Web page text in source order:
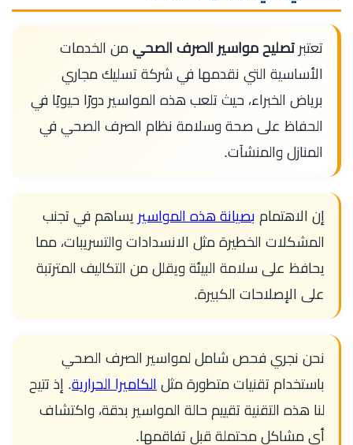
تعتبر تصليح مواسير الصرف الصحي من الخدمات
الأساسية التي نقدمها في شركة تسليك مجاري
برياض الخبراء، حيث تلعب هذه المواسير دورًا حيويًا في
الحفاظ على صحة وسلامة نظام الصرف الصحي في
المنازل والمنشآت.
إن الاهتمام بصيانة هذه المواسير يساهم في تجنب
المشكلات الخطيرة مثل الانسدادات والتسريبات، مما
يحافظ على سلامة البيئة ويقلل من التكاليف المترتبة
على الإصلاحات الكبيرة.
نحن نجري فحص شامل لمواسير الصرف الصحي
باستخدام تقنيات متطورة مثل الكاميرا الحرارية. إذ تتيح
لنا هذه التقنية تقييم حالة المواسير بدقة، واكتشاف
أي مشاكل محتملة قبل تفاقمها.